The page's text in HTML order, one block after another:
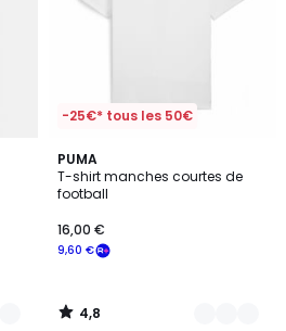
-25€* tous les 50€
PUMA
T-shirt manches courtes de
football
9,60 €
16,00 €
4,8
/ 5
5
Couleurs
4,8
/